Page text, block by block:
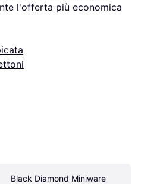
l'offerta più economica
Black Diamond Miniware